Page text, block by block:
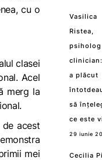
cu o
clasei
Acel
merg la
acest
mei
Vasilica
Ristea,
psiholog
a plăcut
să
ce este
29 iunie
Cecilia